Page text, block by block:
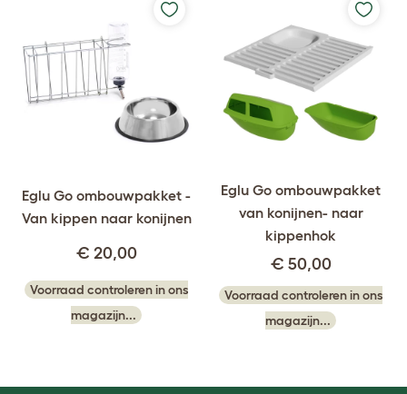
Eglu Go ombouwpakket -
Van kippen naar konijnen
€ 20,00
Voorraad controleren in ons
magazijn...
Eglu Go ombouwpakket
van konijnen- naar
kippenhok
€ 50,00
Voorraad controleren in ons
magazijn...